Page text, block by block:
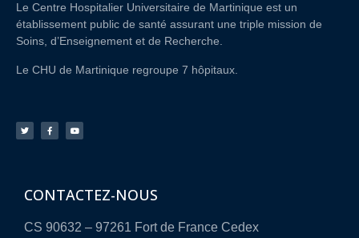
Le Centre Hospitalier Universitaire de Martinique est un
établissement public de santé assurant une triple mission de
Soins, d’Enseignement et de Recherche.
Le CHU de Martinique regroupe 7 hôpitaux.
CONTACTEZ-NOUS
CS 90632 – 97261 Fort de France Cedex